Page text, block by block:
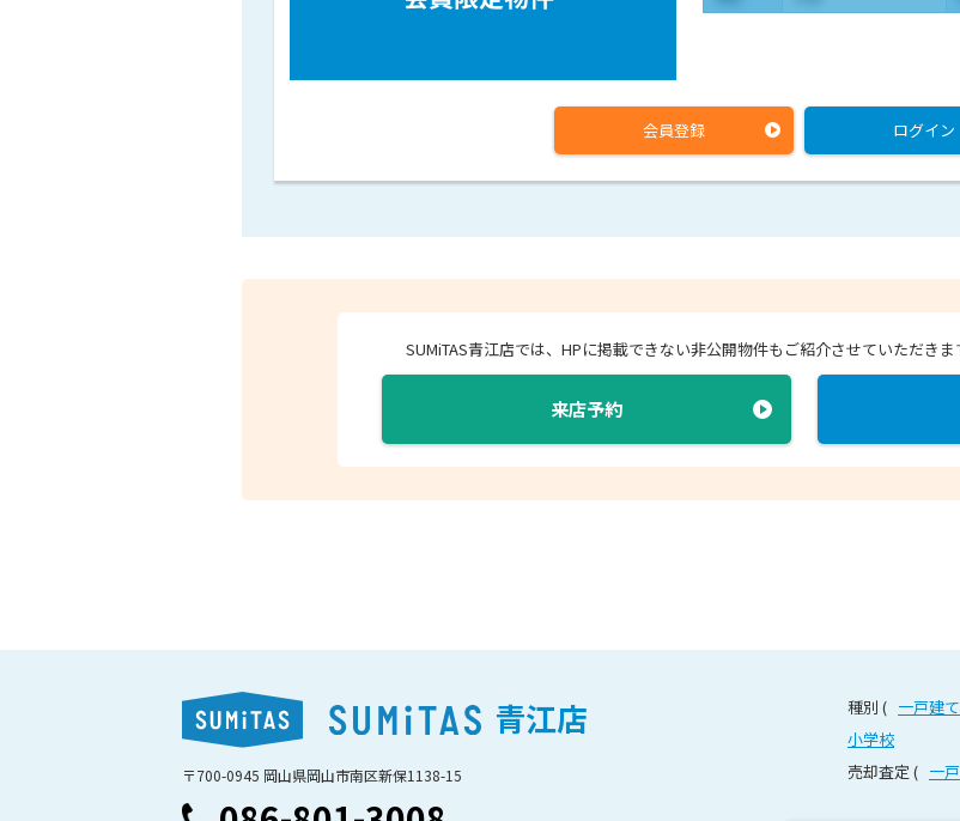
会員登録 ログイン
SUMiTAS青江店では、HPに掲載できない非公開物件もご紹介させていただきま
来店予約
青江店
〒700-0945 岡山県岡山市南区新保1138-15
種別 一戸建て
小学校
売却査定
一